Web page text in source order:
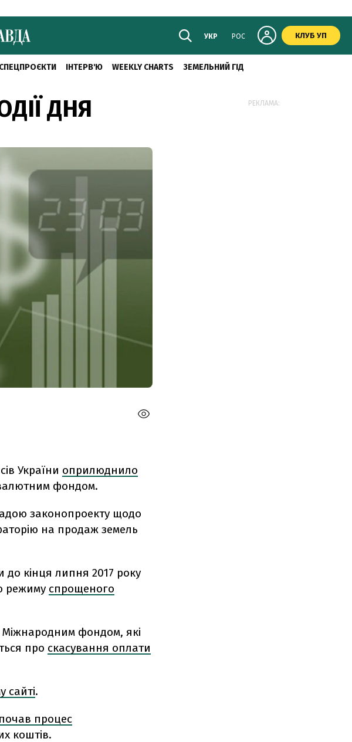
УКР РОС КЛУБ УП
СПЕЦПРОЄКТИ ІНТЕРВ'Ю WEEKLY CHARTS ЗЕМЕЛЬНИЙ ГІД
ДНЯ
України оприлюднило
фондом.
законопроекту щодо
на продаж земель
кінця липня 2017 року
режиму спрощеного
Міжнародним фондом, які
про скасування оплати
сайті.
почав процес
коштів.
РЕКЛАМА: